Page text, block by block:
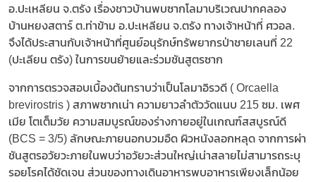
อ.ปะเหลียน จ.ตรัง เรื่องชาวบ้านพบซากโลมาบริเวณปากคลอง
บ้านหยงสตาร์ ต.ท่าข้าม อ.ปะเหลียน จ.ตรัง ทางเจ้าหน้าที่ ศวอล.
จึงได้ประสานกับเจ้าหน้าที่ศูนย์อนุรักษ์ทรัพยากรป่าชายเลนที่ 22
(ปะเลียน ตรัง) ในการขนย้ายและร่วมชันสูตรซาก
จากการตรวจสอบเบื้องต้นทราบว่าเป็นโลมาอิรวดี ( Orcaella
brevirostris ) สภาพซากเน่า ความยาวลำตัววัดแนบ 215 ซม. เพศ
เมีย โตเต็มวัย ความสมบูรณ์ของร่างกายอยู่ในเกณฑ์สสบูรณ์ดี
(BCS = 3/5) ลักษณะภายนอกบวมอืด ผิวหนังลอกหลุด จากการผ่า
ชันสูตรอวัยวะภายในพบว่าอวัยวะส่วนใหญ่เน่าสลายไม่สามารถระบุ
รอยโรคได้ชัดเจน ส่วนของทางเดินอาหารพบอาหารเพียงเล็กน้อย